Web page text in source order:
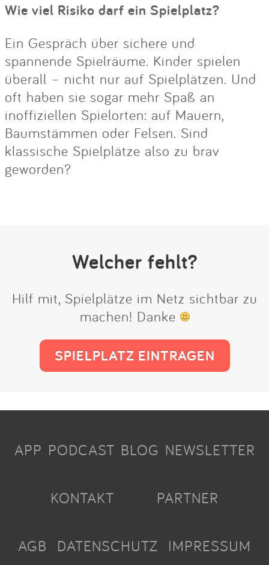
Wie viel Risiko darf ein Spielplatz?
Ein Gespräch über sichere und
spannende Spielräume. Kinder spielen
überall – nicht nur auf Spielplätzen. Und
oft haben sie sogar mehr Spaß an
inoffiziellen Spielorten: auf Mauern,
Baumstämmen oder Felsen. Sind
klassische Spielplätze also zu brav
geworden?
Welcher fehlt?
Hilf mit, Spielplätze im Netz sichtbar zu
machen! Danke
SPIELPLATZ EINTRAGEN
APP PODCAST BLOG NEWSLETTER
KONTAKT PARTNER
AGB DATENSCHUTZ IMPRESSUM